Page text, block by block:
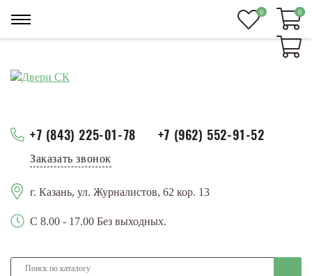
+7 (843) 225-01-78 +7 (962) 552-91-52
Заказать звонок
г. Казань, ул. Журналистов, 62 кор. 13
С 8.00 - 17.00 Без выходных.
0 0
0